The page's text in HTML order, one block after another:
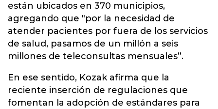
están ubicados en 370 municipios,
agregando que "por la necesidad de
atender pacientes por fuera de los servicios
de salud, pasamos de un millón a seis
millones de teleconsultas mensuales”.
En ese sentido, Kozak afirma que la
reciente inserción de regulaciones que
fomentan la adopción de estándares para